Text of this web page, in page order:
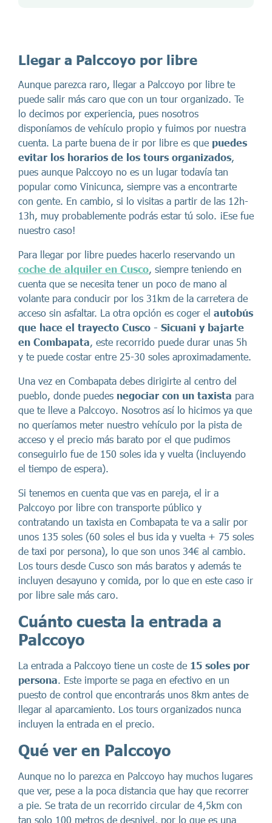
Llegar a Palccoyo por libre
Aunque parezca raro, llegar a Palccoyo por libre te
puede salir más caro que con un tour organizado. Te
lo decimos por experiencia, pues nosotros
disponíamos de vehículo propio y fuimos por nuestra
cuenta. La parte buena de ir por libre es que puedes
evitar los horarios de los tours organizados,
pues aunque Palccoyo no es un lugar todavía tan
popular como Vinicunca, siempre vas a encontrarte
con gente. En cambio, si lo visitas a partir de las 12h-
13h, muy probablemente podrás estar tú solo. ¡Ese fue
nuestro caso!
Para llegar por libre puedes hacerlo reservando un
coche de alquiler en Cusco, siempre teniendo en
cuenta que se necesita tener un poco de mano al
volante para conducir por los 31km de la carretera de
acceso sin asfaltar. La otra opción es coger el autobús
que hace el trayecto Cusco - Sicuani y bajarte
en Combapata, este recorrido puede durar unas 5h
y te puede costar entre 25-30 soles aproximadamente.
Una vez en Combapata debes dirigirte al centro del
pueblo, donde puedes negociar con un taxista para
que te lleve a Palccoyo. Nosotros así lo hicimos ya que
no queríamos meter nuestro vehículo por la pista de
acceso y el precio más barato por el que pudimos
conseguirlo fue de 150 soles ida y vuelta (incluyendo
el tiempo de espera).
Si tenemos en cuenta que vas en pareja, el ir a
Palccoyo por libre con transporte público y
contratando un taxista en Combapata te va a salir por
unos 135 soles (60 soles el bus ida y vuelta + 75 soles
de taxi por persona), lo que son unos 34€ al cambio.
Los tours desde Cusco son más baratos y además te
incluyen desayuno y comida, por lo que en este caso ir
por libre sale más caro.
Cuánto cuesta la entrada a
Palccoyo
La entrada a Palccoyo tiene un coste de 15 soles por
persona. Este importe se paga en efectivo en un
puesto de control que encontrarás unos 8km antes de
llegar al aparcamiento. Los tours organizados nunca
incluyen la entrada en el precio.
Qué ver en Palccoyo
Aunque no lo parezca en Palccoyo hay muchos lugares
que ver, pese a la poca distancia que hay que recorrer
a pie. Se trata de un recorrido circular de 4,5km con
tan solo 100 metros de desnivel, por lo que es una